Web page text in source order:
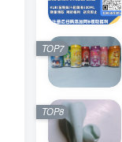
TOP7
TOP8